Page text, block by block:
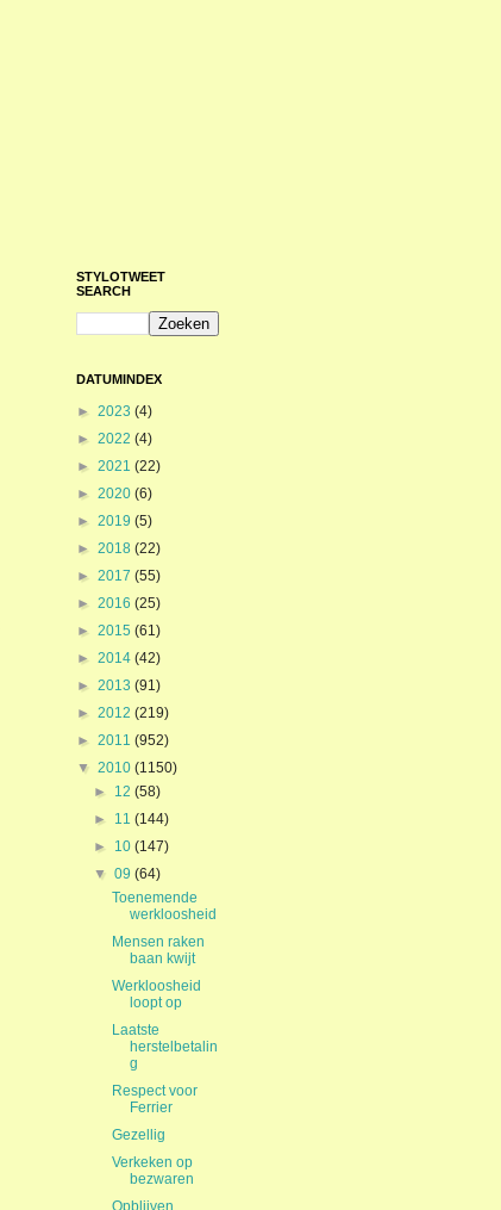
STYLOTWEET
SEARCH
DATUMINDEX
► 2023 (4)
► 2022 (4)
► 2021 (22)
► 2020 (6)
► 2019 (5)
► 2018 (22)
► 2017 (55)
► 2016 (25)
► 2015 (61)
► 2014 (42)
► 2013 (91)
► 2012 (219)
► 2011 (952)
▼ 2010 (1150)
► 12(58)
► 11(144)
► 10(147)
▼09(64)
Toenemende
werkloosheid
Mensen raken
baan kwijt
Werkloosheid
loopt op
Laatste
herstelbetalin
g
Respect voor
Ferrier
Gezellig
Verkeken op
bezwaren
Opblijven